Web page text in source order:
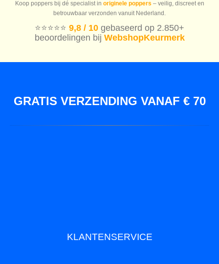
Koop poppers bij dé specialist in originele poppers – veilig, discreet en
betrouwbaar verzonden vanuit Nederland.
⭐️⭐️⭐️⭐️⭐️ 9,8 / 10 gebaseerd op 2.850+
beoordelingen bij WebshopKeurmerk
GRATIS VERZENDING VANAF € 70
KLANTENSERVICE